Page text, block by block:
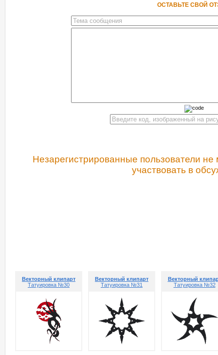
ОСТАВЬТЕ СВОЙ
Незарегистрированные пользователи не
участвовать в
Векторный клипарт
Татуировка №30
Векторный клипарт
Татуировка №31
Векторный
Татуировка №32